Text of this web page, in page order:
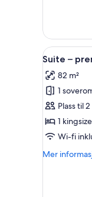
(View)
–
deluxe,
1
queensize-
seng,
(View)
Åpne
alle
bildene
av
Suite
–
premier,
kingsize-
14
Suite –
82 m²
1
Plass til
1
Wi-fi
Mer
Mer